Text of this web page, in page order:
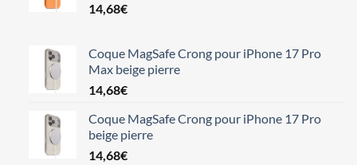
14,68€
Coque MagSafe Crong pour iPhone 17 Pro
Max beige pierre
14,68€
Coque MagSafe Crong pour iPhone 17 Pro
beige pierre
14,68€